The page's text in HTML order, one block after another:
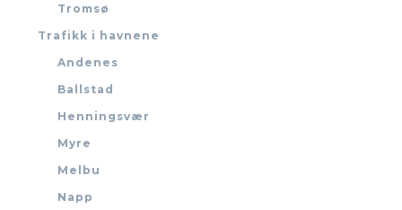
Tromsø
Trafikk i havnene
Andenes
Ballstad
Henningsvær
Myre
Melbu
Napp